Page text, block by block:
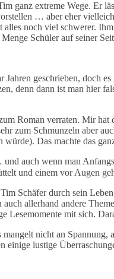
ganz extreme Wege. Er
… aber eher
noch viel schwerer.
Schüler auf seiner
geschrieben, doch
denn dann ist man hier
Roman verraten. Mir hat
zum Schmunzeln aber
Das machte das
auch wenn man
und einem vor Augen
Schäfer durch sein
allerhand andere
Lesemomente mit sich.
nicht an Spannung,
lustige